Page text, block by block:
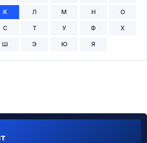
К Л М Н О
С Т У Ф Х
Ш Э Ю Я